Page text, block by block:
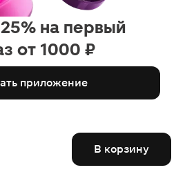
на первый
от 1000 ₽
приложение
В корзину